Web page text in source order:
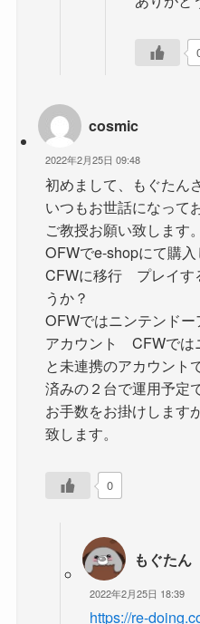
cosmic
2022年2月25日 09:48
初めまして、もぐたん
いつもお世話になって
ご教授お願い致します。
OFWでe-shopにて購
CFWに移行 プレイす
うか？
OFWではニンテンド
アカウント CFWでは
と未連携のアカウン
済みの２台で運用予定
お手数をお掛けします
致します。
0
もぐたん
2022年2月25日 18:39
https://re-